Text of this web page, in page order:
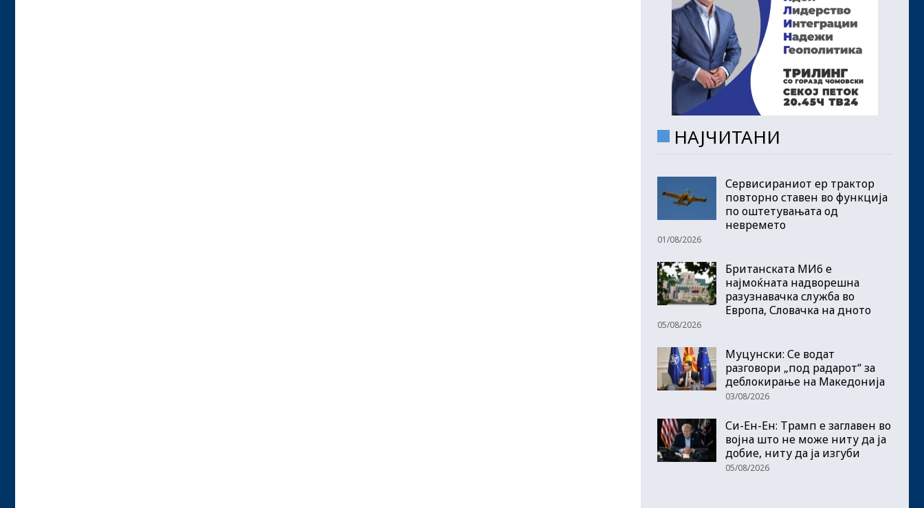
НАЈЧИТАНИ
Сервисираниот ер трактор
повторно ставен во функција
по оштетувањата од
невремето
01/08/2026
Британската МИ6 е
најмоќната надворешна
разузнавачка служба во
Европа, Словачка на дното
05/08/2026
Муцунски: Се водат
разговори „под радарот“ за
деблокирање на Македонија
03/08/2026
Си-Ен-Ен: Трамп е заглавен во
војна што не може ниту да ја
добие, ниту да ја изгуби
05/08/2026